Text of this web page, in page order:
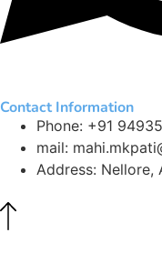
Contact Information
Phone: +91
mail:
Address: Nellore,